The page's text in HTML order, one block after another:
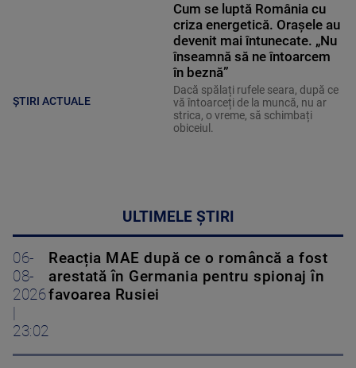
ȘTIRI ACTUALE
Cum se luptă România cu
criza energetică. Orașele au
devenit mai întunecate. „Nu
înseamnă să ne întoarcem
în beznă”
Dacă spălați rufele seara, după ce
vă întoarceți de la muncă, nu ar
strica, o vreme, să schimbați
obiceiul.
ULTIMELE ȘTIRI
06-
08-
2026
23:02
Reacția MAE după ce o româncă a fost
arestată în Germania pentru spionaj în
favoarea Rusiei